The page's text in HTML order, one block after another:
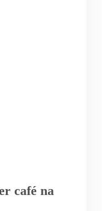
café na